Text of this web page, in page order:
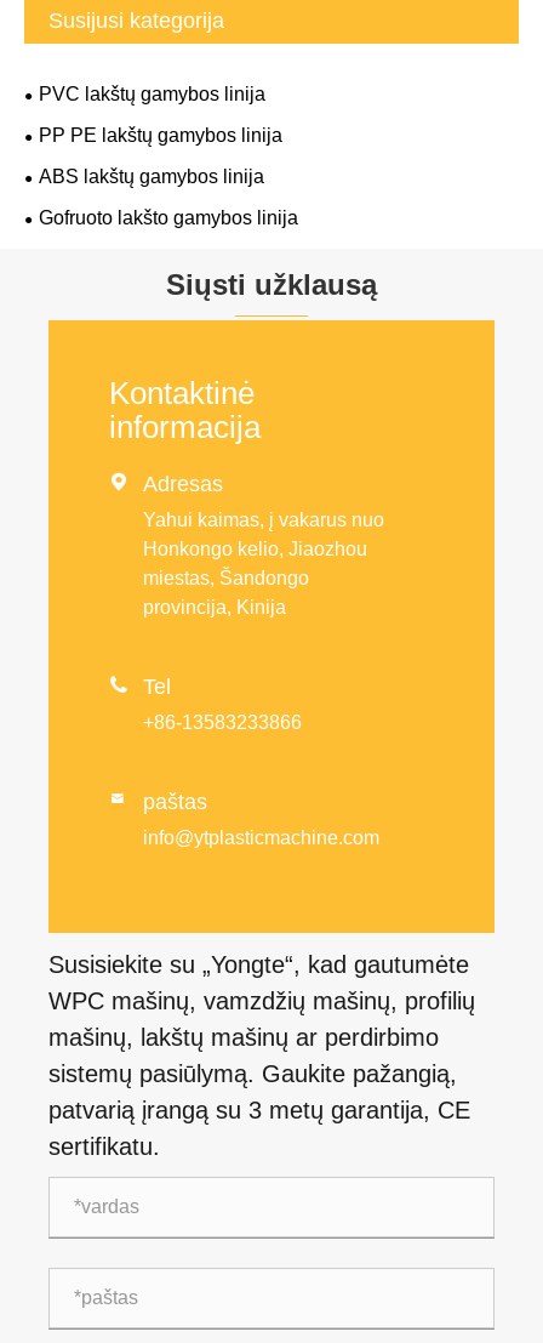
Susijusi kategorija
PVC lakštų gamybos linija
PP PE lakštų gamybos linija
ABS lakštų gamybos linija
Gofruoto lakšto gamybos linija
Siųsti užklausą
Kontaktinė
informacija
 Adresas
Yahui kaimas, į vakarus nuo
Honkongo kelio, Jiaozhou
miestas, Šandongo
provincija, Kinija
 Tel
+86-13583233866
 paštas
info@ytplasticmachine.com
Susisiekite su „Yongte“, kad gautumėte
WPC mašinų, vamzdžių mašinų, profilių
mašinų, lakštų mašinų ar perdirbimo
sistemų pasiūlymą. Gaukite pažangią,
patvarią įrangą su 3 metų garantija, CE
sertifikatu.